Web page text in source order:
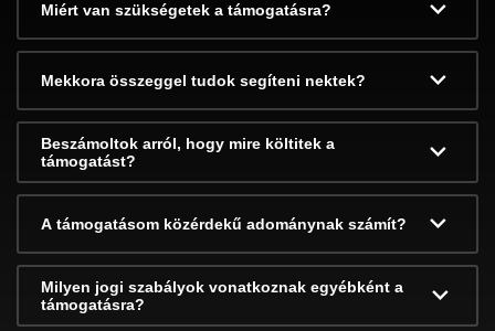
Miért van szükségetek a támogatásra?
Mekkora összeggel tudok segíteni nektek?
Beszámoltok arról, hogy mire költitek a
támogatást?
A támogatásom közérdekű adománynak számít?
Milyen jogi szabályok vonatkoznak egyébként a
támogatásra?